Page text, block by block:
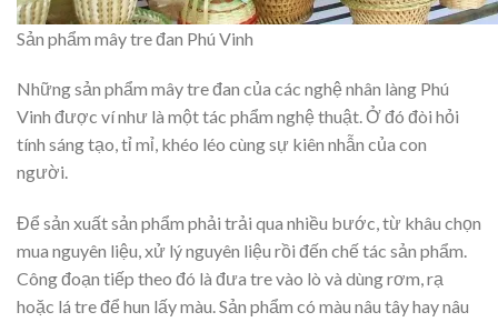
Sản phẩm mây tre đan Phú Vinh
Những sản phẩm mây tre đan của các nghệ nhân làng Phú
Vinh được ví như là một tác phẩm nghệ thuật. Ở đó đòi hỏi
tính sáng tạo, tỉ mỉ, khéo léo cùng sự kiên nhẫn của con
người.
Để sản xuất sản phẩm phải trải qua nhiều bước, từ khâu chọn
mua nguyên liệu, xử lý nguyên liệu rồi đến chế tác sản phẩm.
Công đoạn tiếp theo đó là đưa tre vào lò và dùng rơm, rạ
hoặc lá tre để hun lấy màu. Sản phẩm có màu nâu tây hay nâu